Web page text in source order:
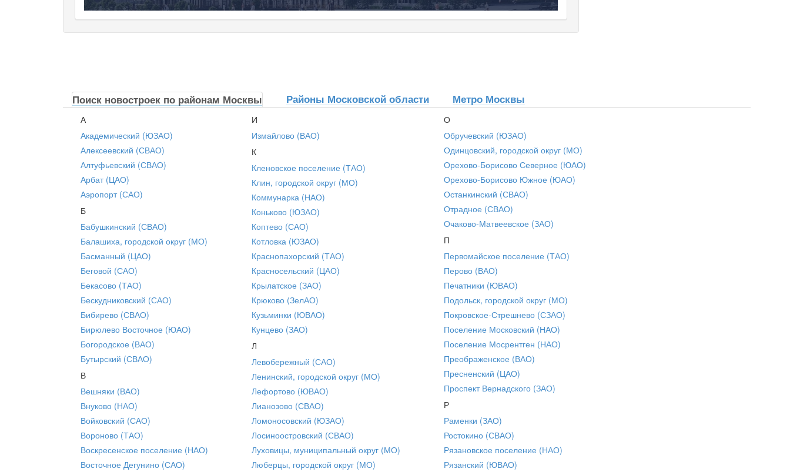
Поиск новостроек по районам Москвы Районы Московской области Метро Москвы
А
Академический (ЮЗАО)
Алексеевский (СВАО)
Алтуфьевский (СВАО)
Арбат (ЦАО)
Аэропорт (САО)
Б
Бабушкинский (СВАО)
Балашиха, городской округ (МО)
Басманный (ЦАО)
Беговой (САО)
Бекасово (ТАО)
Бескудниковский (САО)
Бибирево (СВАО)
Бирюлево Восточное (ЮАО)
Богородское (ВАО)
Бутырский (СВАО)
В
Вешняки (ВАО)
Внуково (НАО)
Войковский (САО)
Вороново (ТАО)
Воскресенское поселение (НАО)
Восточное Дегунино (САО)
И
Измайлово (ВАО)
К
Кленовское поселение (ТАО)
Клин, городской округ (МО)
Коммунарка (НАО)
Коньково (ЮЗАО)
Коптево (САО)
Котловка (ЮЗАО)
Краснопахорский (ТАО)
Красносельский (ЦАО)
Крылатское (ЗАО)
Крюково (ЗелАО)
Кузьминки (ЮВАО)
Кунцево (ЗАО)
Л
Левобережный (САО)
Ленинский, городской округ (МО)
Лефортово (ЮВАО)
Лианозово (СВАО)
Ломоносовский (ЮЗАО)
Лосиноостровский (СВАО)
Луховицы, муниципальный округ (МО)
Люберцы, городской округ (МО)
О
Обручевский (ЮЗАО)
Одинцовский, городской округ (МО)
Орехово-Борисово Северное (ЮАО)
Орехово-Борисово Южное (ЮАО)
Останкинский (СВАО)
Отрадное (СВАО)
Очаково-Матвеевское (ЗАО)
П
Первомайское поселение (ТАО)
Перово (ВАО)
Печатники (ЮВАО)
Подольск, городской округ (МО)
Покровское-Стрешнево (СЗАО)
Поселение Московский (НАО)
Поселение Мосрентген (НАО)
Преображенское (ВАО)
Пресненский (ЦАО)
Проспект Вернадского (ЗАО)
Р
Раменки (ЗАО)
Ростокино (СВАО)
Рязановское поселение (НАО)
Рязанский (ЮВАО)